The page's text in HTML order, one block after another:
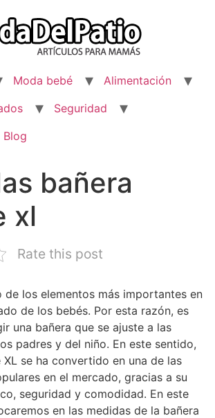
Moda bebé
Alimentación
Seguridad
Blog
bañera
xl
Rate this post
de los elementos más importantes en
de los bebés. Por esta razón, es
una bañera que se ajuste a las
padres y del niño. En este sentido,
se ha convertido en una de las
en el mercado, gracias a su
seguridad y comodidad. En este
en las medidas de la bañera